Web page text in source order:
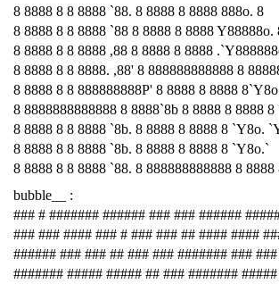
8 8888 8 8 8888 `88. 8 8888 8 8888 888o. 8
8 8888 8 8 8888 `88 8 8888 8 8888 Y88888o.
8 8888 8 8 8888 ,88 8 8888 8 8888
8 8888 8 8 8888. ,88' 8 888888888888 8
8 8888 8 8 888888888P' 8 8888 8 8888
8 8888888888888 8 8888`8b 8 8888 8 8888
8 8888 8 8 8888 `8b. 8 8888 8 8888 8 `Y8o.
8 8888 8 8 8888 `8b. 8 8888 8 8888 8 `Y8o.`
8 8888 8 8 8888 `88. 8 888888888888 8 8888
bubble__ :
### # ####### ###### ### ### ######
### ### #### ### # ### ### ## #### ####
###### ### ### ## ### ### ####### ###
####### ##### ##### ## ### #######